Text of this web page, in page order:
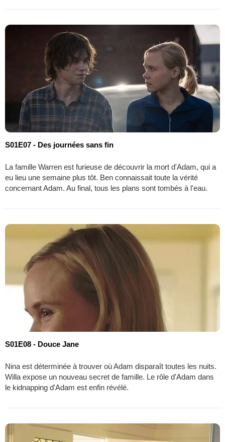
S01E07 - Des journées sans fin
La famille Warren est furieuse de découvrir la mort d'Adam, qui a
eu lieu une semaine plus tôt. Ben connaissait toute la vérité
concernant Adam. Au final, tous les plans sont tombés à l'eau.
S01E08 - Douce Jane
Nina est déterminée à trouver où Adam disparaît toutes les nuits.
Willa expose un nouveau secret de famille. Le rôle d'Adam dans
le kidnapping d'Adam est enfin révélé.